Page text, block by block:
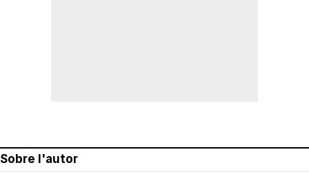
Sobre l'autor